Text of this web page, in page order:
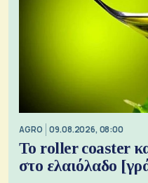
AGRO 09.08.2026, 08:00
Το roller coaster
στο ελαιόλαδο